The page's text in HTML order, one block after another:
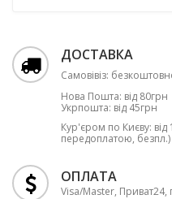
ДОСТАВКА
Самовівіз:
Нова Пошта: від 80грн
Укрпошта: від 45грн
Кур'єром по Києву: від
передоплатою, безпл.)
ОПЛАТА
Visa/Master, Приват24,